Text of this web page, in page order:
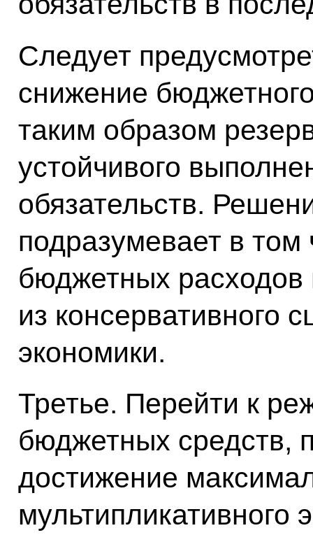
Следует
снижение
таким образом
устойчивого
обязательств.
подразумевает в
бюджетных расходов
из консервативного
экономики.
Третье. Перейти к
бюджетных средств,
достижение
мультипликативного